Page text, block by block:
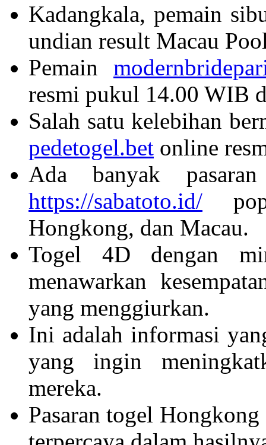
Kadangkala, pemain
undian result Macau
Pemain
resmi pukul 14.00 WIB
Salah satu kelebihan
pedetogel.bet online
Ada banyak
https://sabatoto.id/
Hongkong, dan Macau.
Togel 4D dengan
menawarkan
yang menggiurkan.
Ini adalah informasi
yang ingin
mereka.
Pasaran togel